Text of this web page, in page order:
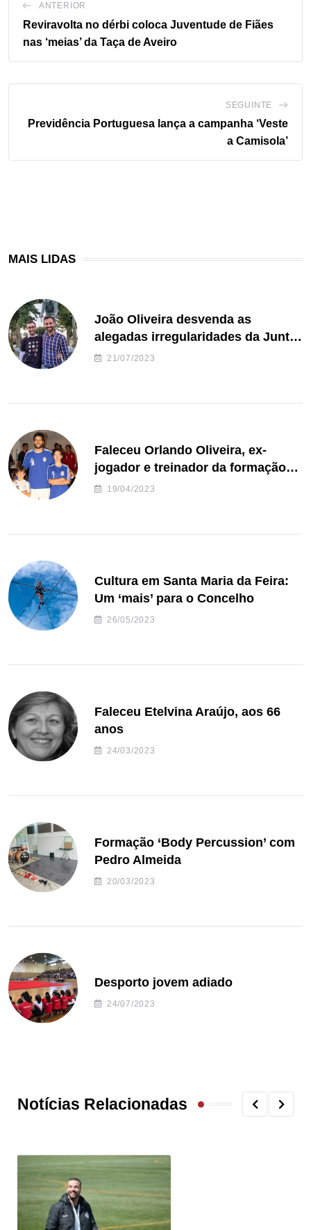
ANTERIOR
Reviravolta no dérbi coloca Juventude de Fiães
nas ‘meias’ da Taça de Aveiro
SEGUINTE
Previdência Portuguesa lança a campanha ‘Veste
a Camisola’
MAIS LIDAS
João Oliveira desvenda as
alegadas irregularidades da Junta
de Freguesia S. João de Ver
21/07/2023
Faleceu Orlando Oliveira, ex-
jogador e treinador da formação
de andebol do Feirense
19/04/2023
Cultura em Santa Maria da Feira:
Um ‘mais’ para o Concelho
26/05/2023
Faleceu Etelvina Araújo, aos 66
anos
24/03/2023
Formação ‘Body Percussion’ com
Pedro Almeida
20/03/2023
Desporto jovem adiado
24/07/2023
Notícias Relacionadas